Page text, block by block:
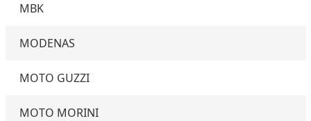
MBK
MODENAS
MOTO GUZZI
MOTO MORINI